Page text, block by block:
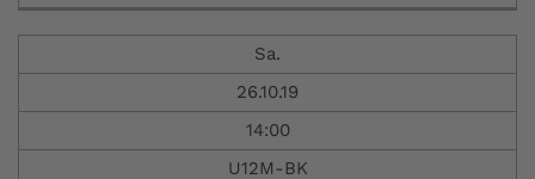
Sa.
26.10.19
14:00
U12M-BK